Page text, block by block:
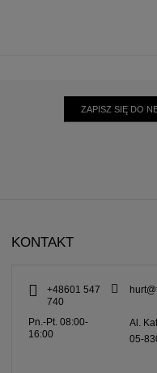
ZAPISZ SIĘ DO
KONTAKT
+48601 547
740
Pn.-Pt. 08:00-
16:00
Al.
05-